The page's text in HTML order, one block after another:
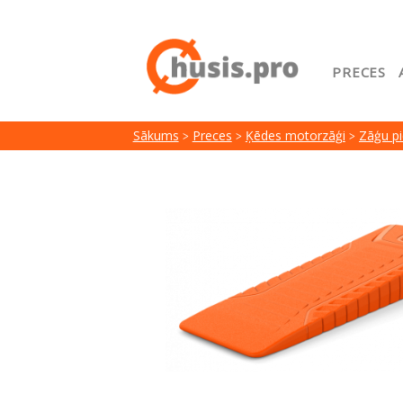
PRECES
Google
Preču
Serviss
Sākums Preces Ķēdes motorzāģi Zāģu